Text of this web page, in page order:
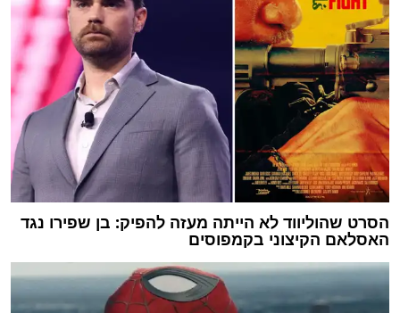
הסרט שהוליווד לא הייתה מעזה להפיק: בן שפירו נגד
האסלאם הקיצוני בקמפוסים